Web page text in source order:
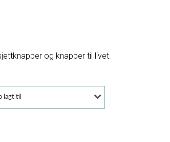
og knapper til livet.
lagt til